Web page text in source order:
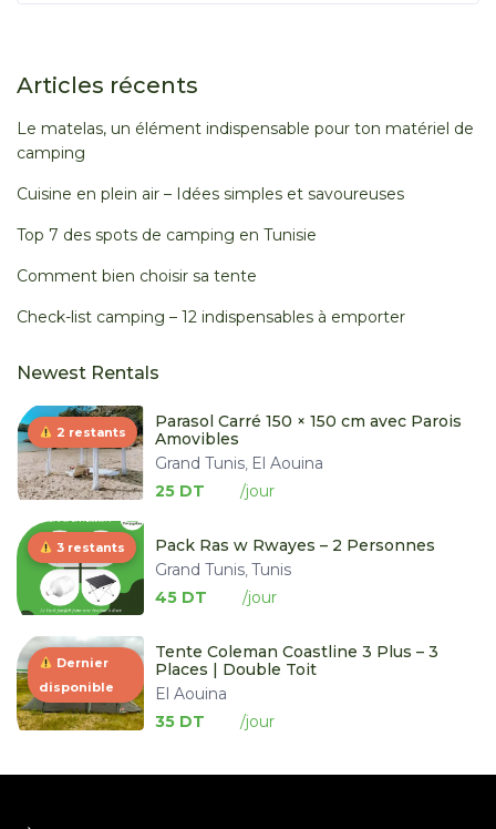
Articles récents
Le matelas, un élément indispensable pour ton matériel de
camping
Cuisine en plein air – Idées simples et savoureuses
Top 7 des spots de camping en Tunisie
Comment bien choisir sa tente
Check-list camping – 12 indispensables à emporter
Newest Rentals
2 restants
Parasol Carré 150 × 150 cm avec Parois
Amovibles
Grand Tunis El Aouina
25 DT
3 restants
Pack Ras w Rwayes – 2 Personnes
Grand Tunis ,Tunis
45 DT
Dernier
disponible
Tente Coleman Coastline 3 Plus – 3
Places | Double Toit
El Aouina
35 DT